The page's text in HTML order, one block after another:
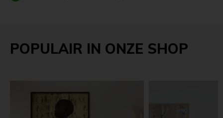
POPULAIR IN ONZE SHOP